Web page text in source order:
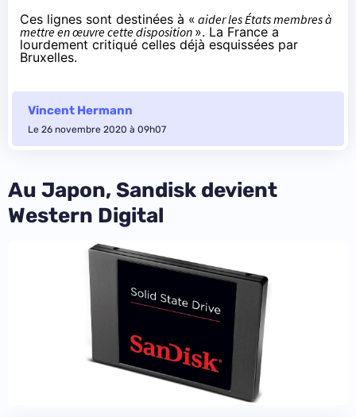
Ces lignes sont destinées à « aider les États membres à
mettre en œuvre cette disposition ». La France a
lourdement critiqué celles déjà esquissées par
Bruxelles.
Vincent Hermann
Le 26 novembre 2020 à 09h07
Au Japon, Sandisk devient
Western Digital